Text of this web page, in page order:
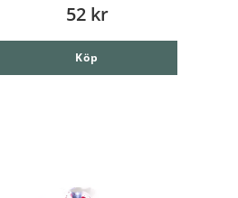
52 kr
Köp